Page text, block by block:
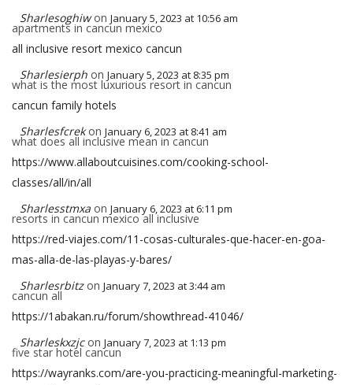
Sharlesoghiw on January 5, 2023 at 10:56 am
apartments in cancun mexico
all inclusive resort mexico cancun
Sharlesierph on January 5, 2023 at 8:35 pm
what is the most luxurious resort in cancun
cancun family hotels
Sharlesfcrek on January 6, 2023 at 8:41 am
what does all inclusive mean in cancun
https://www.allaboutcuisines.com/cooking-school-
classes/all/in/all
Sharlesstmxa on January 6, 2023 at 6:11 pm
resorts in cancun mexico all inclusive
https://red-viajes.com/11-cosas-culturales-que-hacer-en-goa-
mas-alla-de-las-playas-y-bares/
Sharlesrbitz on January 7, 2023 at 3:44 am
cancun all
https://1abakan.ru/forum/showthread-41046/
Sharleskxzjc on January 7, 2023 at 1:13 pm
five star hotel cancun
https://wayranks.com/are-you-practicing-meaningful-marketing-